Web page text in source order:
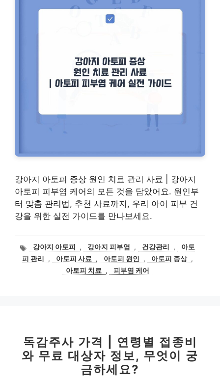
강아지 아토피 증상 원인 치료 관리 사료 | 강아지
아토피 피부염 케어의 모든 것을 담았어요. 원인부
터 맞춤 관리법, 추천 사료까지, 우리 아이 피부 건
강을 위한 실전 가이드를 만나보세요.
태
그
강아지 아토피 , 강아지 피부염 , 건강관리 ,
아토
피 관리
, 아토피 사료 , 아토피 원인 , 아토피 증상 ,
아토피 치료
, 피부염 케어
독감주사 가격 | 연령별 접종비
와 무료 대상자 정보, 무엇이 궁
금하세요?